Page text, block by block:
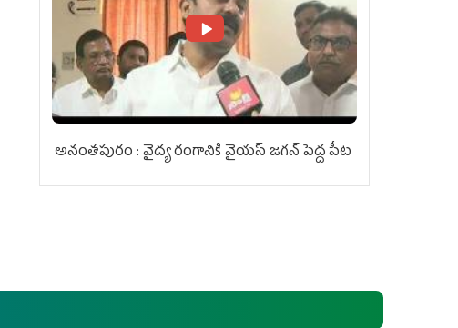
అనంతపురం : వైద్య రంగానికి వైయ‌స్ జ‌గ‌న్ పెద్ద పీట